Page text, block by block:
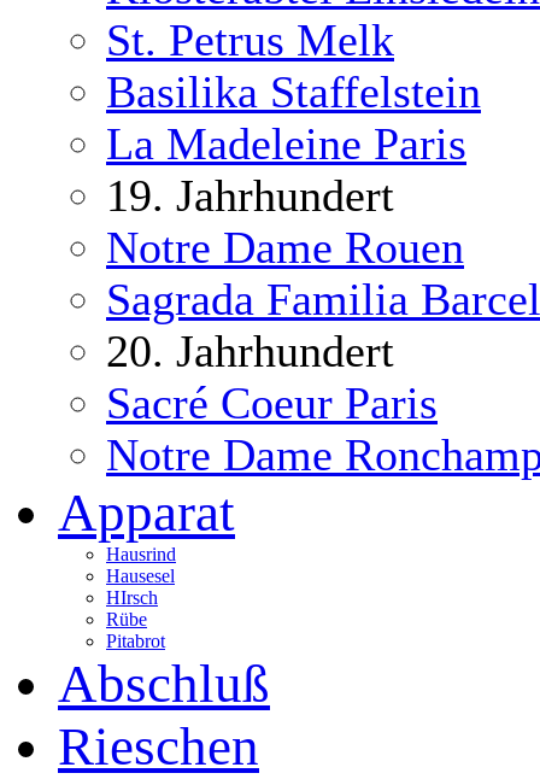
St. Petrus Melk
Basilika Staffelstein
La Madeleine Paris
19. Jahrhundert
Notre Dame Rouen
Sagrada Familia
20. Jahrhundert
Sacré Coeur Paris
Notre Dame
Apparat
Hausrind
Hausesel
HIrsch
Rübe
Pitabrot
Abschluß
Rieschen